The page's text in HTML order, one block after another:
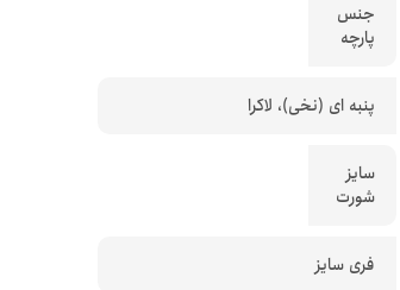
جنس
پارچه
پنبه ای (نخی)، لاکرا
سایز
شورت
فری سایز